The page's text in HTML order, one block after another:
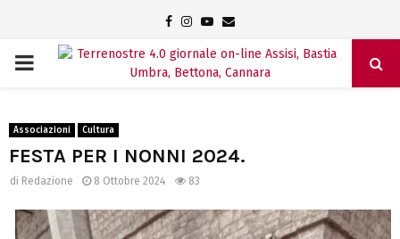
Facebook
Instagram
Youtube
Email
PRIMARY
Associazioni Cultura
FESTA PER I NONNI 2024.
di Redazione 8 Ottobre 2024 83